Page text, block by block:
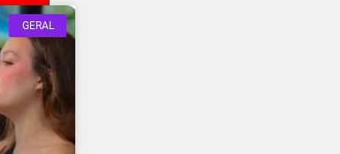
GERAL